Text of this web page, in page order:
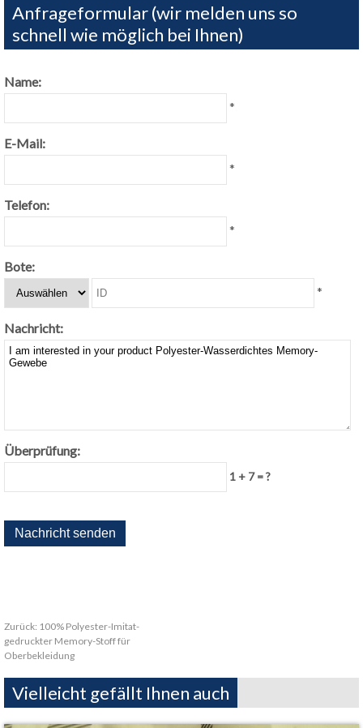
Anfrageformular (wir melden uns so
schnell wie möglich bei Ihnen)
Name:
*
E-Mail:
*
Telefon:
*
Bote:
*
Nachricht:
Überprüfung:
1 + 7 = ?
Zurück: 100% Polyester-Imitat-
gedruckter Memory-Stoff für
Oberbekleidung
Vielleicht gefällt Ihnen auch